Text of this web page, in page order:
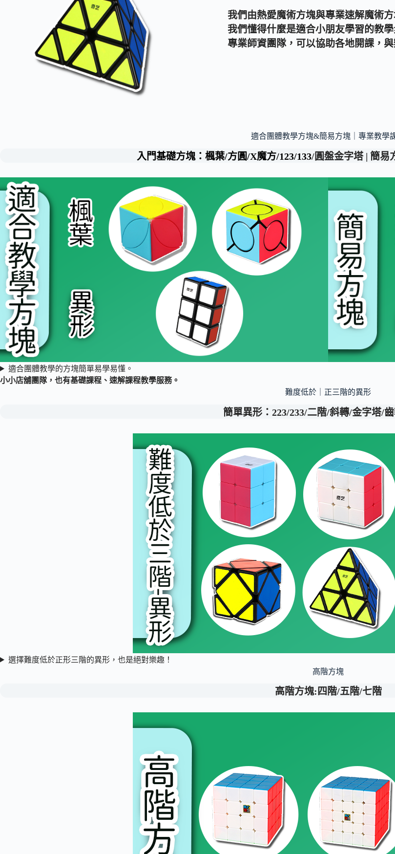
我們由熱愛魔術方塊與專業速解魔術
我們懂得什麼是適合小朋友學習的教學
專業師資團隊，可以協助各地開課，
適合團體教學方塊&簡易方塊｜專業教學
入門基礎方塊：楓葉/方圓/X魔方/123/133/圓盤金字塔 | 簡易
適合團體教學的方塊簡單易學易懂。
小小店舖團隊，也有基礎課程、速解課程教學服務。
難度低於｜正三階的異形
簡單異形：223/233/二階/斜轉/金字塔/齒
選擇難度低於正形三階的異形，也是絕對樂趣！
高階方塊
高階方塊:四階/五階/七階